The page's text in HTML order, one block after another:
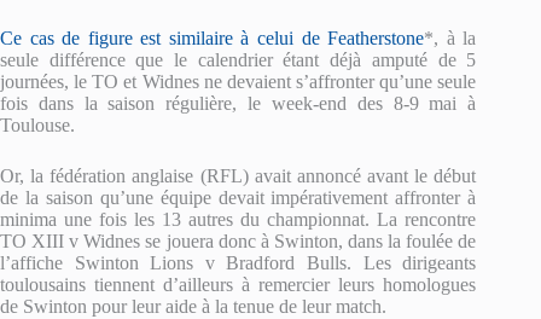
Ce cas de figure est similaire à celui de Featherstone*, à la
seule différence que le calendrier étant déjà amputé de 5
journées, le TO et Widnes ne devaient s’affronter qu’une seule
fois dans la saison régulière, le week-end des 8-9 mai à
Toulouse.
Or, la fédération anglaise (RFL) avait annoncé avant le début
de la saison qu’une équipe devait impérativement affronter à
minima une fois les 13 autres du championnat. La rencontre
TO XIII v Widnes se jouera donc à Swinton, dans la foulée de
l’affiche Swinton Lions v Bradford Bulls. Les dirigeants
toulousains tiennent d’ailleurs à remercier leurs homologues
de Swinton pour leur aide à la tenue de leur match.